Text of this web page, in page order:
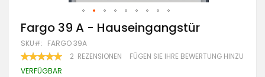
Zum
Anfang
der
Bildgalerie
springen
Fargo 39 A - Hauseingangstür
SKU FARGO 39A
BEWERTUNG:
100
2 REZENSIONEN FÜGEN SIE IHRE BEWERTUNG HINZU
VERFÜGBAR